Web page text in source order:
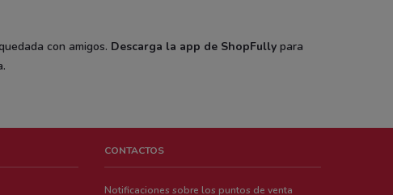
con amigos. Descarga la app de ShopFully para
CONTACTOS
Notificaciones sobre los puntos de venta